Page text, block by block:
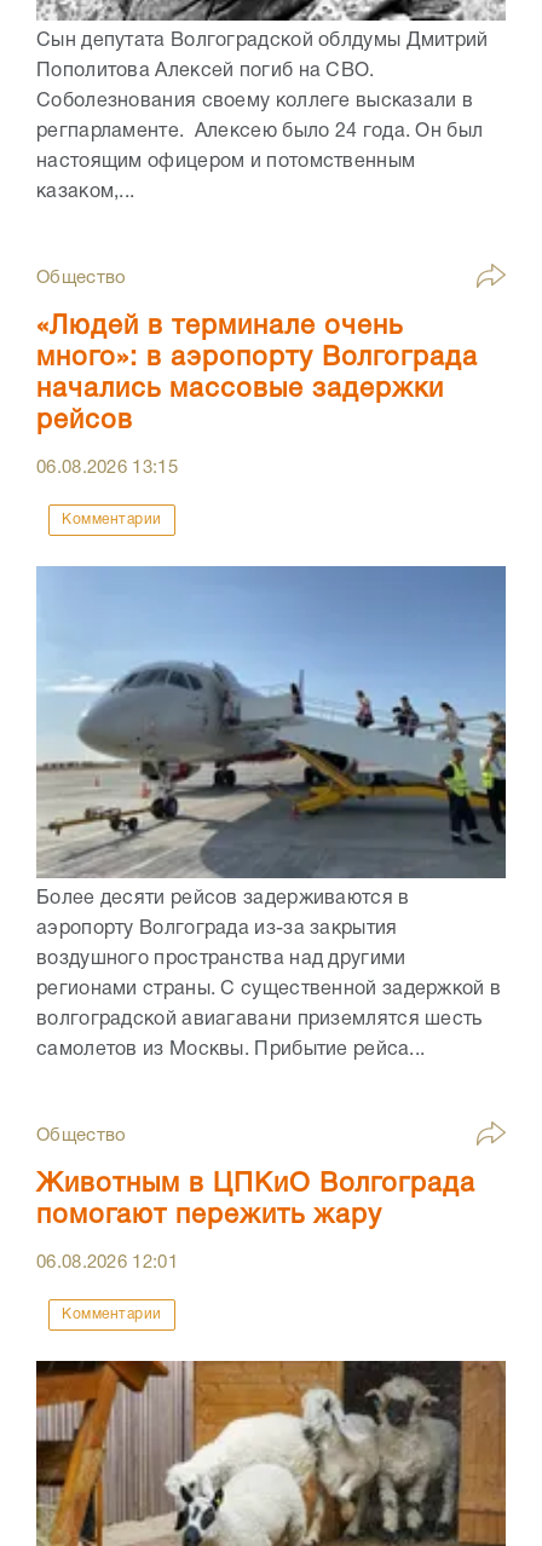
Сын депутата Волгоградской облдумы Дмитрий
Пополитова Алексей погиб на СВО.
Соболезнования своему коллеге высказали в
регпарламенте. Алексею было 24 года. Он был
настоящим офицером и потомственным
казаком,...
Общество
«Людей в терминале очень
много»: в аэропорту Волгограда
начались массовые задержки
рейсов
06.08.2026 13:15
Комментарии
Более десяти рейсов задерживаются в
аэропорту Волгограда из-за закрытия
воздушного пространства над другими
регионами страны. С существенной задержкой в
волгоградской авиагавани приземлятся шесть
самолетов из Москвы. Прибытие рейса...
Общество
Животным в ЦПКиО Волгограда
помогают пережить жару
06.08.2026 12:01
Комментарии